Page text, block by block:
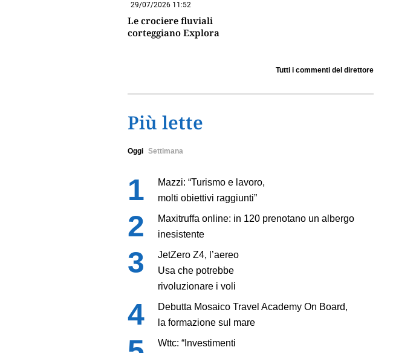
29/07/2026 11:52
Le crociere fluviali
corteggiano Explora
Tutti i commenti del direttore
Più lette
Oggi Settimana
Mazzi: “Turismo e lavoro,
molti obiettivi raggiunti”
Maxitruffa online: in 120 prenotano un albergo
inesistente
JetZero Z4, l’aereo
Usa che potrebbe
rivoluzionare i voli
Debutta Mosaico Travel Academy On Board,
la formazione sul mare
Wttc: “Investimenti